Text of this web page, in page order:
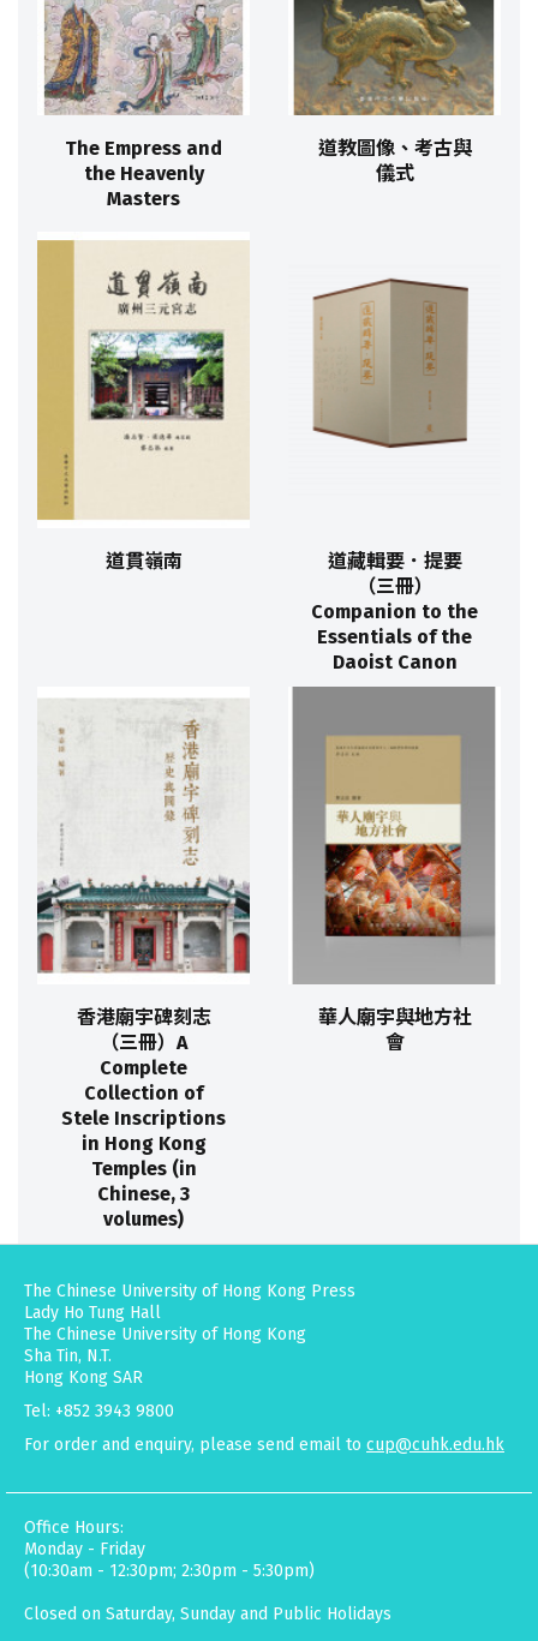
The Empress and
the Heavenly
Masters
道教圖像、考古與
儀式
道貫嶺南
道藏輯要．提要
（三冊）
Companion to the
Essentials of the
Daoist Canon
香港廟宇碑刻志
（三冊）A
Complete
Collection of
Stele Inscriptions
in Hong Kong
Temples (in
Chinese, 3
volumes)
華人廟宇與地方社
會
The Chinese University of Hong Kong Press
Lady Ho Tung Hall
The Chinese University of Hong Kong
Sha Tin, N.T.
Hong Kong SAR
Tel: +852 3943 9800
For order and enquiry, please send email to cup@cuhk.edu.hk
Office Hours:
Monday - Friday
(10:30am - 12:30pm; 2:30pm - 5:30pm)
Closed on Saturday, Sunday and Public Holidays